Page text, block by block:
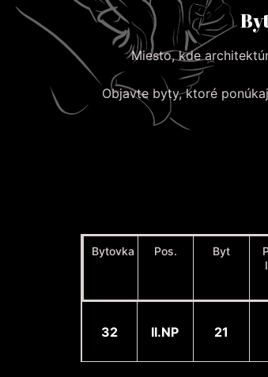
Miesto, kde
Objavte byty, ktoré
Bytovka Pos. Byt
32 II.NP 21